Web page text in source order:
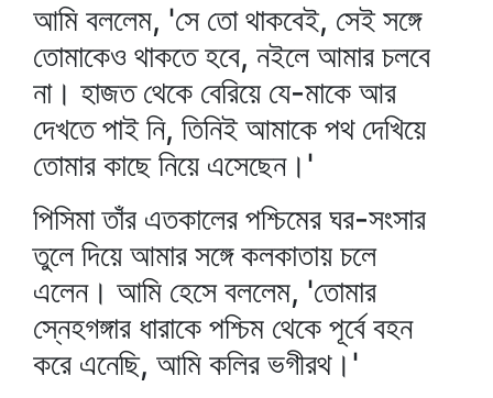
আমি বললেম, 'সে তো থাকবেই, সেই সঙ্গে
তোমাকেও থাকতে হবে, নইলে আমার চলবে
না। হাজত থেকে বেরিয়ে যে-মাকে আর
দেখতে পাই নি, তিনিই আমাকে পথ দেখিয়ে
তোমার কাছে নিয়ে এসেছেন।'
পিসিমা তাঁর এতকালের পশ্চিমের ঘর-সংসার
তুলে দিয়ে আমার সঙ্গে কলকাতায় চলে
এলেন। আমি হেসে বললেম, 'তোমার
স্নেহগঙ্গার ধারাকে পশ্চিম থেকে পূর্বে বহন
করে এনেছি, আমি কলির ভগীরথ।'